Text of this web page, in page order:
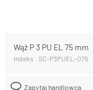
Wąż P 3 PU EL 75 mm
Indeks : SC-P3PUEL-075
Zapytaj handlowca